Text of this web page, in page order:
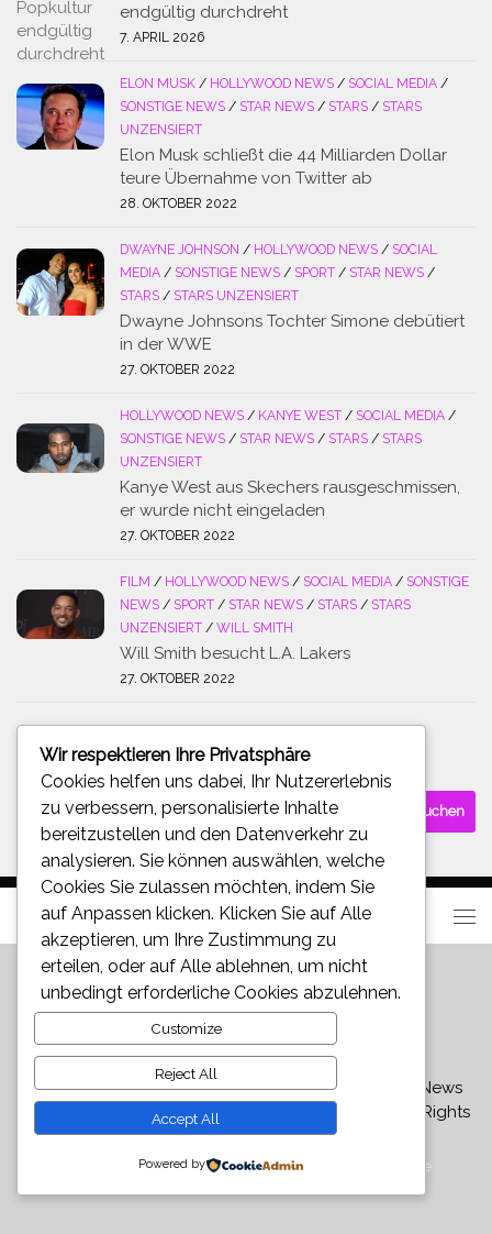
endgültig durchdreht
7. APRIL 2026
ELON MUSK / HOLLYWOOD NEWS / SOCIAL MEDIA /
SONSTIGE NEWS / STAR NEWS / STARS / STARS
UNZENSIERT
Elon Musk schließt die 44 Milliarden Dollar
teure Übernahme von Twitter ab
28. OKTOBER 2022
DWAYNE JOHNSON / HOLLYWOOD NEWS / SOCIAL
MEDIA / SONSTIGE NEWS / SPORT / STAR NEWS /
STARS / STARS UNZENSIERT
Dwayne Johnsons Tochter Simone debütiert
in der WWE
27. OKTOBER 2022
HOLLYWOOD NEWS / KANYE WEST / SOCIAL MEDIA /
SONSTIGE NEWS / STAR NEWS / STARS / STARS
UNZENSIERT
Kanye West aus Skechers rausgeschmissen,
er wurde nicht eingeladen
27. OKTOBER 2022
FILM / HOLLYWOOD NEWS / SOCIAL MEDIA / SONSTIGE
NEWS / SPORT / STAR NEWS / STARS / STARS
UNZENSIERT / WILL SMITH
Will Smith besucht L.A. Lakers
27. OKTOBER 2022
SUCHE
Suchen
nach:
Star und Promi News - Aktuelle Bilder, Videos und News
über den neuesten Klatsch und Tratsch © 2026. All Rights
Reserved.
Präsentiert von - Entworfen mit dem Hueman-Theme
Wir respektieren Ihre Privatsphäre
Cookies helfen uns dabei, Ihr Nutzererlebnis
zu verbessern, personalisierte Inhalte
bereitzustellen und den Datenverkehr zu
analysieren. Sie können auswählen, welche
Cookies Sie zulassen möchten, indem Sie
auf Anpassen klicken. Klicken Sie auf Alle
akzeptieren , um Ihre Zustimmung zu
erteilen, oder auf Alle ablehnen , um nicht
unbedingt erforderliche Cookies abzulehnen.
Customize
Reject All
Accept All
Powered by